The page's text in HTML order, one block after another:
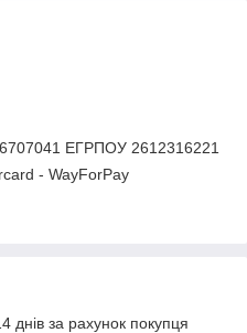
ЕГРПОУ 2612316221
- WayForPay
днів за рахунок покупця